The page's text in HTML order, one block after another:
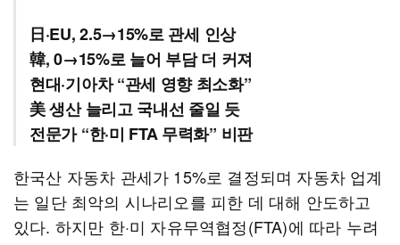
日·EU, 2.5→15%로 관세 인상
韓, 0→15%로 늘어 부담 더 커져
현대·기아차 “관세 영향 최소화”
美 생산 늘리고 국내선 줄일 듯
전문가 “한·미 FTA 무력화” 비판
한국산 자동차 관세가 15%로 결정되며 자동차 업계
는 일단 최악의 시나리오를 피한 데 대해 안도하고
있다. 하지만 한·미 자유무역협정(FTA)에 따라 누려